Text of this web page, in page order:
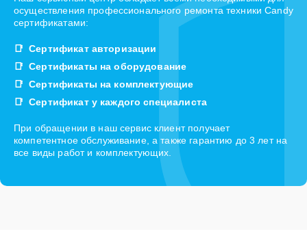
осуществления профессионального ремонта техники Candy
сертификатами:
Сертификат авторизации
Сертификаты на оборудование
Сертификаты на комплектующие
Сертификат у каждого специалиста
При обращении в наш сервис клиент получает
компетентное обслуживание, а также гарантию до 3 лет на
все виды работ и комплектующих.